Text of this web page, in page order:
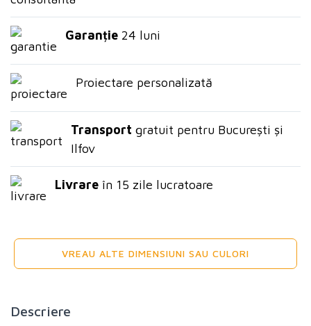
Garanție 24 luni
Proiectare personalizată
Transport gratuit pentru București și
Ilfov
Livrare în 15 zile lucratoare
VREAU ALTE DIMENSIUNI SAU CULORI
Descriere